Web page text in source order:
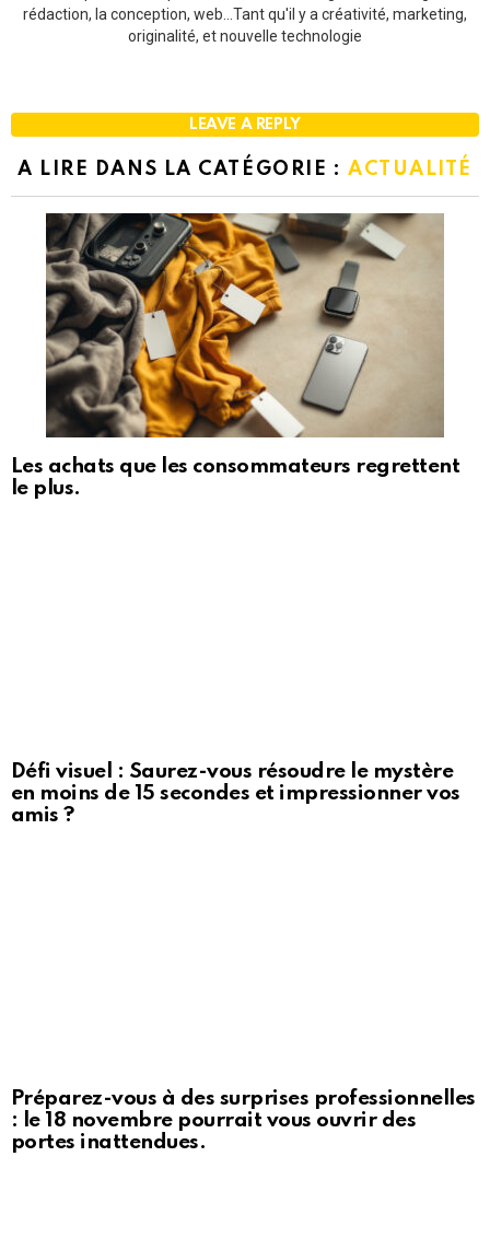
rédaction, la conception, web...Tant qu'il y a créativité, marketing,
originalité, et nouvelle technologie
LEAVE A REPLY
A LIRE DANS LA CATÉGORIE : ACTUALITÉ
Les achats que les consommateurs regrettent
le plus.
Défi visuel : Saurez-vous résoudre le mystère
en moins de 15 secondes et impressionner vos
amis ?
Préparez-vous à des surprises professionnelles
: le 18 novembre pourrait vous ouvrir des
portes inattendues.